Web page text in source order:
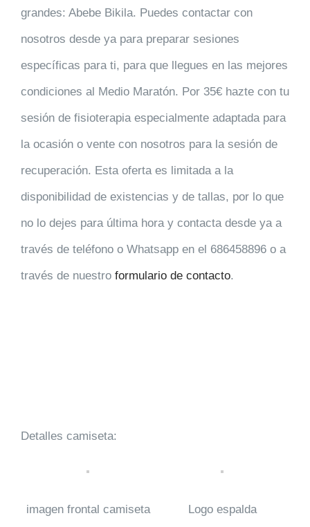
grandes: Abebe Bikila. Puedes contactar con
nosotros desde ya para preparar sesiones
específicas para ti, para que llegues en las mejores
condiciones al Medio Maratón. Por 35€ hazte con tu
sesión de fisioterapia especialmente adaptada para
la ocasión o vente con nosotros para la sesión de
recuperación. Esta oferta es limitada a la
disponibilidad de existencias y de tallas, por lo que
no lo dejes para última hora y contacta desde ya a
través de teléfono o Whatsapp en el 686458896 o a
través de nuestro formulario de contacto.
Detalles camiseta:
imagen frontal camiseta Logo espalda